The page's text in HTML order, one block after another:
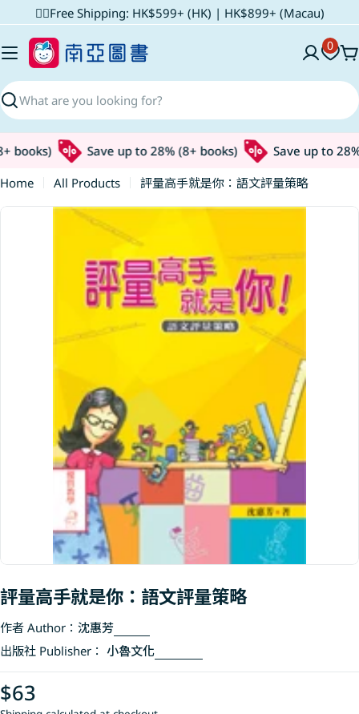
to
content
✌🏼Free Shipping: HK$599+ (HK) | HK$899+ (Macau)
Search
0
books) Save up to 28% (8+ books)
Save up to 28%
Home
All Products
評量高手就是你：語文評量策略
Skip
Open media 0 in modal
評量高手就是你：語文評量策略
作者 Author： 沈惠芳
出版社 Publisher： 小魯文化
Regular
$63